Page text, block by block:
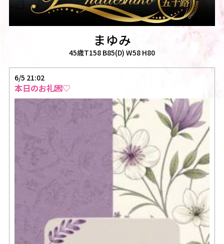
まゆみ
45歳T158 B85(D) W58 H80
6/5 21:02
本日のお礼💌♡